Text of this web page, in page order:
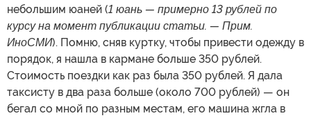
небольшим юаней (1 юань — примерно 13 рублей по
курсу на момент публикации статьи. — Прим.
ИноСМИ). Помню, сняв куртку, чтобы привести одежду в
порядок, я нашла в кармане больше 350 рублей.
Стоимость поездки как раз была 350 рублей. Я дала
таксисту в два раза больше (около 700 рублей) — он
бегал со мной по разным местам, его машина жгла в